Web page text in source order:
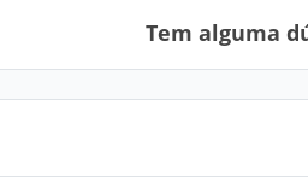
Tem alguma